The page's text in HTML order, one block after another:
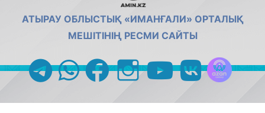
АТЫРАУ ОБЛЫСТЫҚ «ИМАНҒАЛИ» ОРТАЛЫҚ
МЕШІТІНІҢ РЕСМИ САЙТЫ
telegramwhatsappfacebookinstagramyoutubevk